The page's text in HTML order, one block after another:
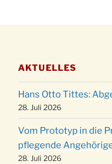
11.12.
Puer-Natus
Robert-
19.12.
12 Uhr
20.12.
Weihnachts-
der Kirche
AKTUELLES
Hans Otto Tittes:
28. Juli 2026
Vom Prototyp in die
pflegende
28. Juli 2026